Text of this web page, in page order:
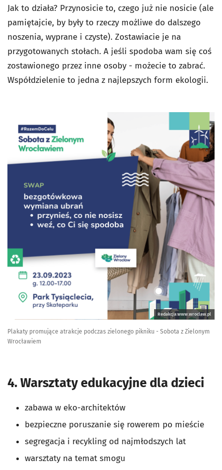
Jak to działa? Przynosicie to, czego już nie nosicie (ale
pamiętajcie, by były to rzeczy możliwe do dalszego
noszenia, wyprane i czyste). Zostawiacie je na
przygotowanych stołach. A jeśli spodoba wam się coś
zostawionego przez inne osoby - możecie to zabrać.
Współdzielenie to jedna z najlepszych form ekologii.
Redakcja www.wroclaw.pl
Plakaty promujące atrakcje podczas zielonego pikniku - Sobota z Zielonym
Wrocławiem
4. Warsztaty edukacyjne dla dzieci
zabawa w eko-architektów
bezpieczne poruszanie się rowerem po mieście
segregacja i recykling od najmłodszych lat
warsztaty na temat smogu